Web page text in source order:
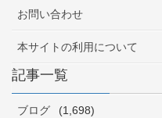
お問い合わせ
本サイトの利用について
記事一覧
ブログ (1,698)